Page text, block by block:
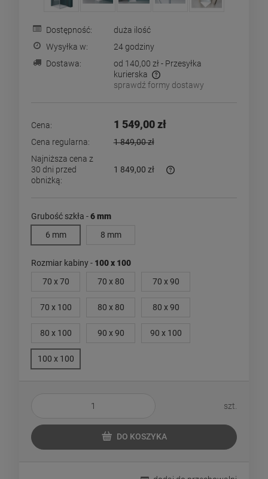
Dostępność:
duża ilość
Wysyłka w:
24 godziny
Dostawa:
od 140,00 zł - Przesyłka
kurierska
Cena nie zawiera ewentualnych kosztów płatności
sprawdź formy dostawy
Cena: 1 549,00 zł
Cena regularna:
1 849,00 zł
Najniższa cena z
30 dni przed
obniżką:
1 849,00 zł
Grubość szkła -6 mm
6 mm
8 mm
Rozmiar kabiny - 100 x 100
70 x 70
70 x 80 70 x 90
70 x 100 80 x 80 80 x 90
80 x 100 90 x 90 90 x 100
100 x 100
szt.
DO KOSZYKA